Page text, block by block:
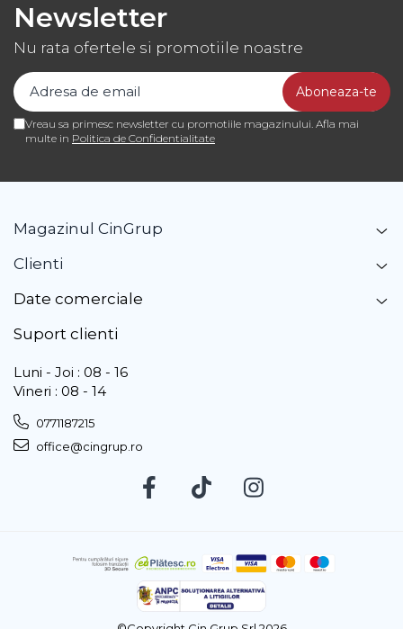
Newsletter
Nu rata ofertele si promotiile noastre
Vreau sa primesc newsletter cu promotiile magazinului. Afla mai
multe in Politica de Confidentialitate
Magazinul CinGrup
Clienti
Date comerciale
Suport clienti
Luni - Joi : 08 - 16
Vineri : 08 - 14
0771187215
office@cingrup.ro